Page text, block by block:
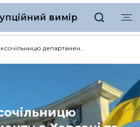
вимір
Ексочільницю департаменту в Херсоні та бухгалтерку засудили за заволодіння коштами під час окупації